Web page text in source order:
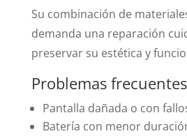
Su combinación de
demanda una reparación
preservar su estética y
Problemas frecuentes
Pantalla dañada o con
Batería con menor